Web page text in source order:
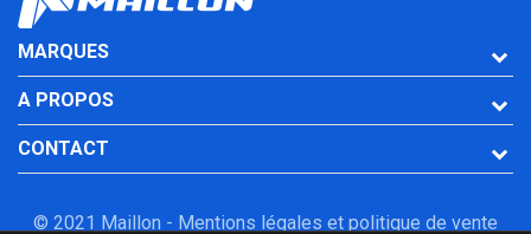
MARQUES
A PROPOS
CONTACT
© 2021 Maillon - Mentions légales et politique de vente